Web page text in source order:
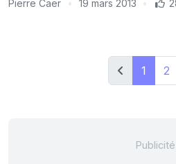
Pierre Caer 19 mars 2013
1 2